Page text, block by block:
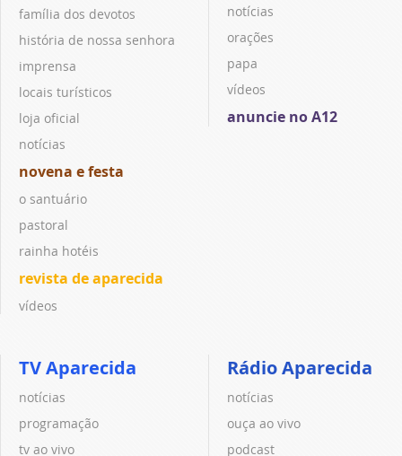
família dos devotos
história de nossa senhora
imprensa
locais turísticos
loja oficial
notícias
novena e festa
o santuário
pastoral
rainha hotéis
revista de aparecida
vídeos
notícias
orações
papa
vídeos
anuncie no A12
TV Aparecida
notícias
programação
tv ao vivo
Rádio Aparecida
notícias
ouça ao vivo
podcast